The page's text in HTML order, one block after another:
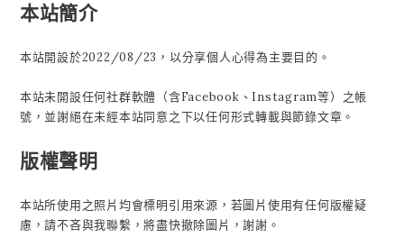
本站簡介
本站開設於2022/08/23，以分享個人心得為主要目的。
本站未開設任何社群軟體（含Facebook、Instagram等）之帳
號，並謝絕在未經本站同意之下以任何形式轉載與節錄文章。
版權聲明
本站所使用之照片均會標明引用來源，若圖片使用有任何版權疑
慮，請不吝與我聯繫，將盡快撤除圖片，謝謝。